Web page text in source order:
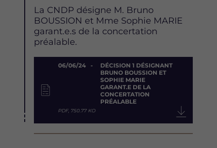
Description
La CNDP désigne M. Bruno
BOUSSION et Mme Sophie MARIE
garant.e.s de la concertation
préalable.
Document
06/06/24
DÉCISION 1 DÉSIGNANT
BRUNO BOUSSION ET
SOPHIE MARIE
GARANT.E DE LA
CONCERTATION
PRÉALABLE
PDF, 750.77 KO